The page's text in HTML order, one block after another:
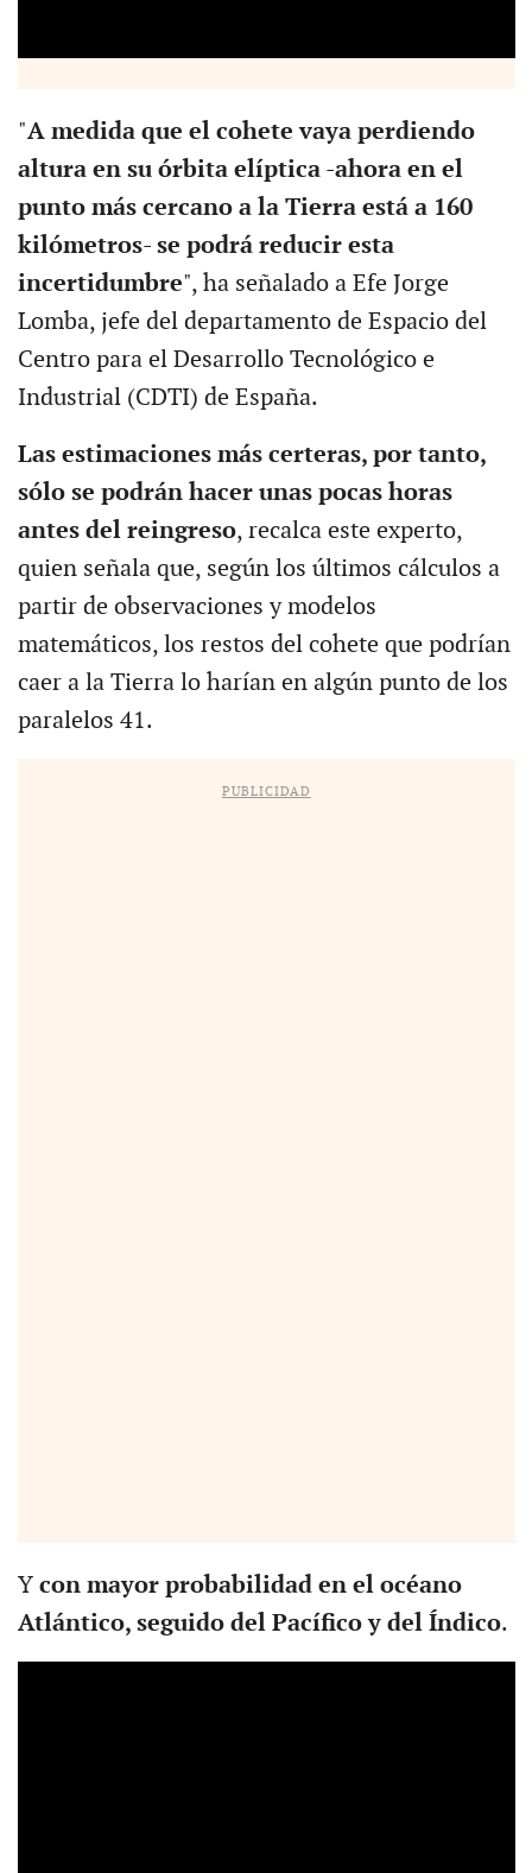
"A medida que el cohete vaya perdiendo
altura en su órbita elíptica -ahora en el
punto más cercano a la Tierra está a 160
kilómetros- se podrá reducir esta
incertidumbre", ha señalado a Efe Jorge
Lomba, jefe del departamento de Espacio del
Centro para el Desarrollo Tecnológico e
Industrial (CDTI) de España.
Las estimaciones más certeras, por tanto,
sólo se podrán hacer unas pocas horas
antes del reingreso, recalca este experto,
quien señala que, según los últimos cálculos a
partir de observaciones y modelos
matemáticos, los restos del cohete que podrían
caer a la Tierra lo harían en algún punto de los
paralelos 41.
PUBLICIDAD
Y con mayor probabilidad en el océano
Atlántico, seguido del Pacífico y del Índico.